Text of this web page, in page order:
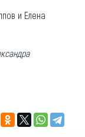
и Елена